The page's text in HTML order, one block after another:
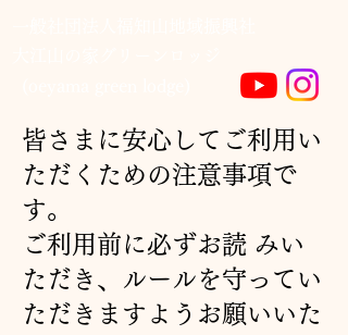
皆さまに安心してご利用い
ただくための注意事項で
す。
ご利用前に必ずお読 みい
ただき、ルールを守ってい
ただきますようお願いいた